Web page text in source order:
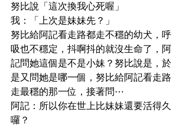
努比說「這次換我心死喔」
我：「上次是妹妹先？」
努比給阿記看走路都走不穩的幼犬，呼
吸也不穩定，抖啊抖的就沒生命了，阿
記問她這個是不是小妹？努比說是，於
是又問她是哪一個，努比給阿記看走路
走最穩的那一位，接著問⋯
阿記：所以你在世上比妹妹還要活得久
囉？